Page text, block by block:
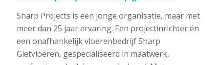
Sharp Projects is een jonge organisatie, maar met
meer dan 25 jaar ervaring. Een projectinrichter én
een onafhankelijk vloerenbedrijf Sharp
Gietvloeren, gespecialiseerd in maatwerk,